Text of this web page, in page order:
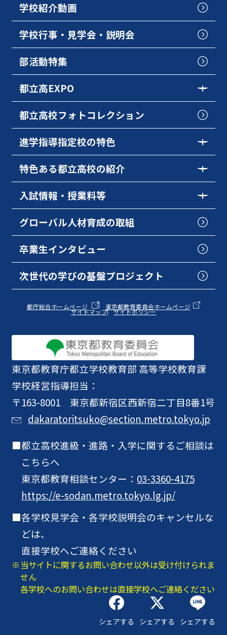
東京都教育庁都立学校教育部 高等学校教育課
学校経営指導担当：
〒163-8001 東京都新宿区西新宿二丁目8番1号
dakaratoritsuko@section.metro.tokyo.jp
都立高校進級・進路・入学に関するご相談は
こちらへ
東京都教育相談センター： 03-3360-4175
https://e-sodan.metro.tokyo.lg.jp/
各学校見学会・各学校説明会のキャンセルな
どは、
直接学校へご連絡ください
当サイトに関するお問い合わせ以外は受け付けられま
せん
各学校へのお問い合わせは直接学校へご連絡ください
シェアする シェアする シェアする
学校紹介動画
学校行事・見学会・説明会
部活動特集
都立高EXPO
都立高校フォトコレクション
進学指導指定校の特色
特色ある都立高校の紹介
入試情報・授業料等
グローバル人材育成の取組
卒業生インタビュー
次世代の学びの基盤プロジェクト
都庁総合ホームページ 東京都教育委員会ホームページ
サイトマップ サイトポリシー